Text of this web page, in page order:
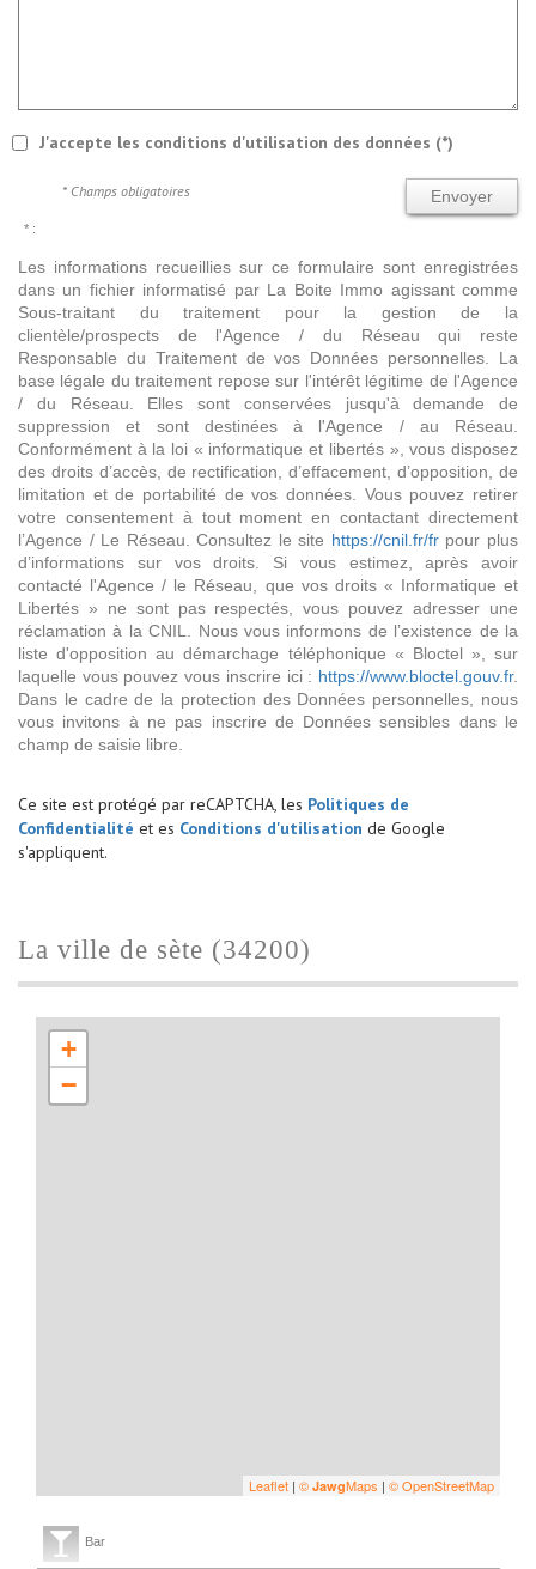
J'accepte les conditions d'utilisation des données (*)
Envoyer
* Champs obligatoires
* :
Les informations recueillies sur ce formulaire sont enregistrées
dans un fichier informatisé par La Boite Immo agissant comme
Sous-traitant du traitement pour la gestion de la
clientèle/prospects de l'Agence / du Réseau qui reste
Responsable du Traitement de vos Données personnelles. La
base légale du traitement repose sur l'intérêt légitime de l'Agence
/ du Réseau. Elles sont conservées jusqu'à demande de
suppression et sont destinées à l'Agence / au Réseau.
Conformément à la loi « informatique et libertés », vous disposez
des droits d’accès, de rectification, d’effacement, d’opposition, de
limitation et de portabilité de vos données. Vous pouvez retirer
votre consentement à tout moment en contactant directement
l’Agence / Le Réseau. Consultez le site https://cnil.fr/frpour plus
d’informations sur vos droits. Si vous estimez, après avoir
contacté l'Agence / le Réseau, que vos droits « Informatique et
Libertés » ne sont pas respectés, vous pouvez adresser une
réclamation à la CNIL. Nous vous informons de l’existence de la
liste d'opposition au démarchage téléphonique « Bloctel », sur
laquelle vous pouvez vous inscrire ici : https://www.bloctel.gouv.fr.
Dans le cadre de la protection des Données personnelles, nous
vous invitons à ne pas inscrire de Données sensibles dans le
champ de saisie libre.
Ce site est protégé par reCAPTCHA, les Politiques de
Confidentialité et es Conditions d'utilisation de Google
s'appliquent.
la ville de sète (34200)
+
−
Leaflet | © JawgMaps | © OpenStreetMap
Bar